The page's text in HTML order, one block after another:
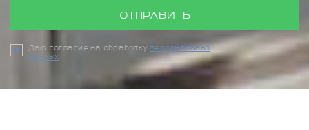
ОТПРАВИТЬ
Даю согласие на обработку персональных
данных